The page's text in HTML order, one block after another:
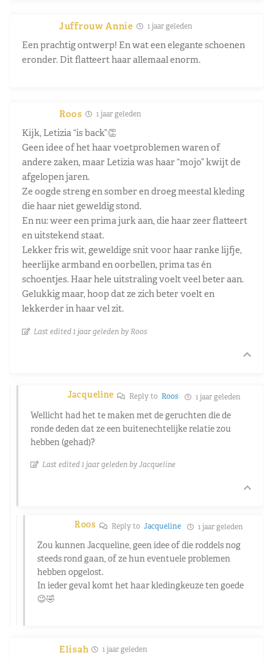
Juffrouw Annie 1 jaar geleden
Een prachtig ontwerp! En wat een elegante schoenen
eronder. Dit flatteert haar allemaal enorm.
Roos 1 jaar geleden
Kijk, Letizia “is back”👏
Geen idee of het haar voetproblemen waren of
andere zaken, maar Letizia was haar “mojo” kwijt de
afgelopen jaren.
Ze oogde streng en somber en droeg meestal kleding
die haar niet geweldig stond.
En nu: weer een prima jurk aan, die haar zeer flatteert
en uitstekend staat.
Lekker fris wit, geweldige snit voor haar ranke lijfje,
heerlijke armband en oorbellen, prima tas én
schoentjes. Haar hele uitstraling voelt veel beter aan.
Gelukkig maar, hoop dat ze zich beter voelt en
lekkerder in haar vel zit.
Last edited 1 jaar geleden by Roos
Jacqueline Reply to Roos 1 jaar geleden
Wellicht had het te maken met de geruchten die de
ronde deden dat ze een buitenechtelijke relatie zou
hebben (gehad)?
Last edited 1 jaar geleden by Jacqueline
Roos Reply to Jacqueline 1 jaar geleden
Zou kunnen Jacqueline, geen idee of die roddels nog
steeds rond gaan, of ze hun eventuele problemen
hebben opgelost.
In ieder geval komt het haar kledingkeuze ten goede
😉🤣
Elisah 1 jaar geleden